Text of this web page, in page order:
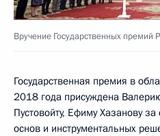
Вручение Государственных премий
Государственная премия в
2018 года присуждена
Пустовойту, Ефиму Хазанову
основ и инструментальных